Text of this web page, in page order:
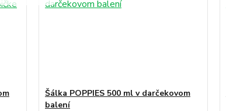
Šálka POPPIES 500 ml v darčekovom
balení